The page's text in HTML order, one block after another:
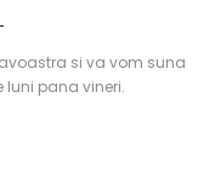
si va vom suna
luni pana vineri.